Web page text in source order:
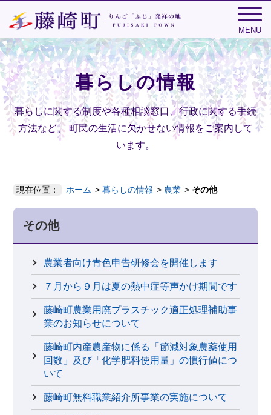
MENU
暮らしの情報
暮らしに関する制度や各種相談窓口、行政に関する手続
方法など、 町民の生活に欠かせない情報をご案内して
います。
現在位置： ホーム 暮らしの情報 農業 その他
その他
農業者向け青色申告研修会を開催します
７月から９月は夏の熱中症等声かけ期間です
藤崎町農業用廃プラスチック適正処理補助事
業のお知らせについて
藤崎町内産農産物に係る「節減対象農薬使用
回数」及び「化学肥料使用量」の慣行値につ
いて
藤崎町無料職業紹介所事業の実施について